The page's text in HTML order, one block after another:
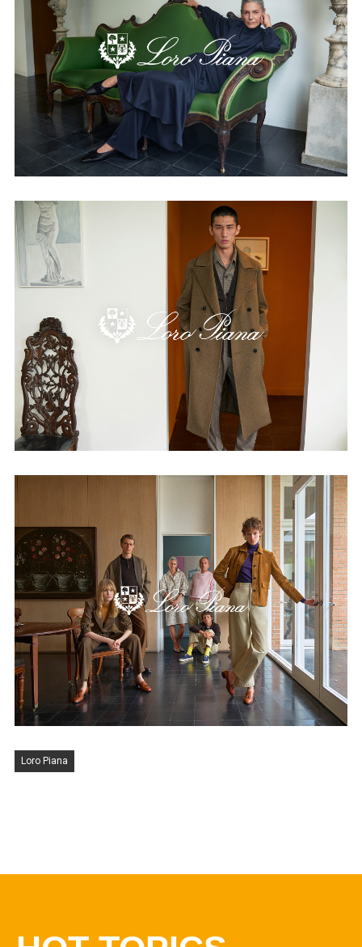
Loro Piana